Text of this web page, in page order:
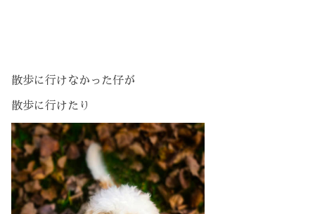
散歩に行けなかった仔が
散歩に行けたり